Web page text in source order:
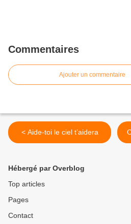
Commentaires
Ajouter un commentaire
< Aide-toi le ciel t’aidera
Hébergé par Overblog
Top articles
Pages
Contact